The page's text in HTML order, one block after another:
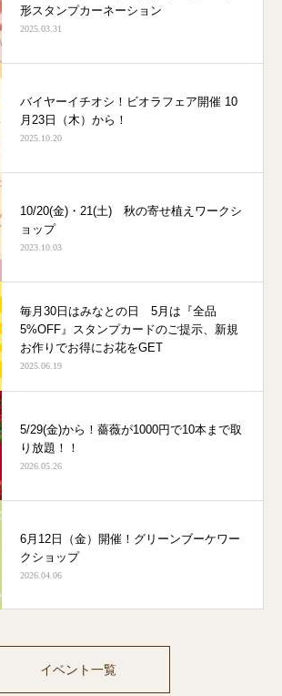
形スタンプカーネーション
2025.03.31
バイヤーイチオシ！ビオラフェア開催 10
月23日（木）から！
2025.10.20
10/20(金)・21(土) 秋の寄せ植えワークシ
ョップ
2023.10.03
毎月30日はみなとの日 5月は『全品
5%OFF』スタンプカードのご提示、新規
お作りでお得にお花をGET
2025.06.19
5/29(金)から！薔薇が1000円で10本まで取
り放題！！
2026.05.26
6月12日（金）開催！グリーンブーケワー
クショップ
2026.04.06
イベント一覧